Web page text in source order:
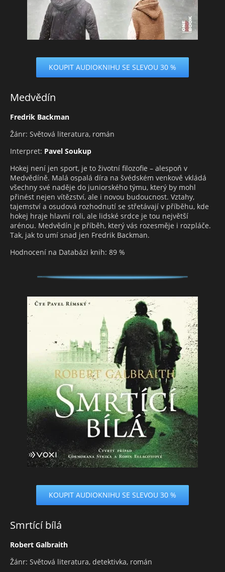
KOUPIT AUDIOKNIHU SE SLEVOU 30 %
Medvědín
Fredrik Backman
Žánr: Světová literatura, román
Interpret: Pavel Soukup
Hokej není jen sport, je to životní filozofie – alespoň v
Medvědíně. Malá ospalá díra na švédském venkově vkládá
všechny své naděje do juniorského týmu, který by mohl
přinést nejen vítězství, ale i novou budoucnost. Vztahy,
tajemství a osudová rozhodnutí se střetávají v příběhu, kde
hokej hraje hlavní roli, ale lidské srdce je tou největší
arénou. Medvědín je příběh, který vás rozesměje i rozpláče.
Tak, jak to umí snad jen Fredrik Backman.
Hodnocení na Databázi knih: 89 %
KOUPIT AUDIOKNIHU SE SLEVOU 30 %
Smrtící bílá
Robert Galbraith
Žánr: Světová literatura, detektivka, román